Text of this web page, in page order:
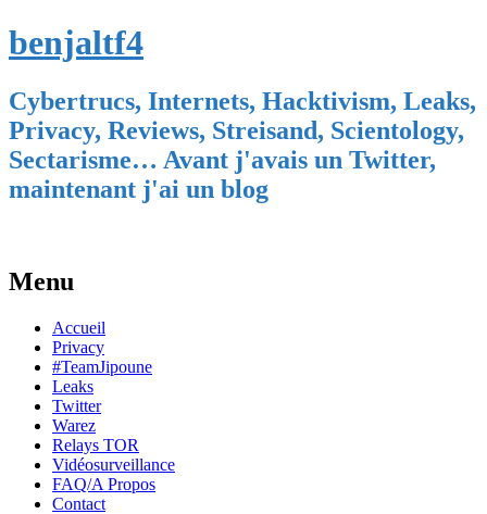
benjaltf4
Cybertrucs, Internets, Hacktivism, Leaks,
Privacy, Reviews, Streisand, Scientology,
Sectarisme… Avant j'avais un Twitter,
maintenant j'ai un blog
Menu
Skip
content
Accueil
Privacy
#TeamJipoune
Leaks
Twitter
Warez
Relays TOR
Vidéosurveillance
FAQ/A Propos
Contact